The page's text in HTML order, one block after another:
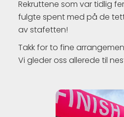
Rekruttene som var tidlig
fulgte spent med på de
av stafetten!
Takk for to fine
Vi gleder oss allerede til